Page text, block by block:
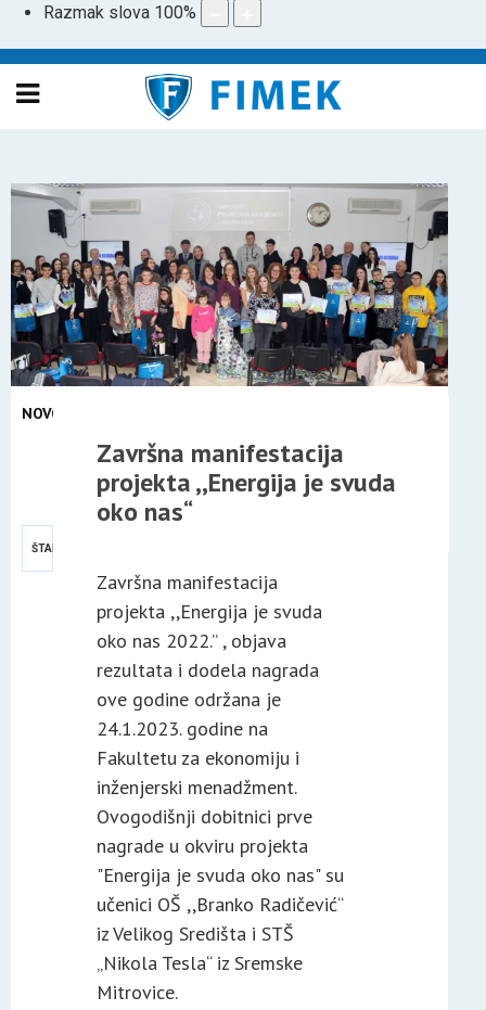
Razmak slova 100%
NOVOSTI
ŠTAMPA
Završna manifestacija
projekta ,,Energija je svuda
oko nas“
Završna manifestacija
projekta ,,Energija je svuda
oko nas 2022.’’ , objava
rezultata i dodela nagrada
ove godine održana je
24.1.2023. godine na
Fakultetu za ekonomiju i
inženjerski menadžment.
Ovogodišnji dobitnici prve
nagrade u okviru projekta
"Energija je svuda oko nas" su
učenici OŠ ,,Branko Radičević“
iz Velikog Središta i STŠ
„Nikola Tesla“ iz Sremske
Mitrovice.